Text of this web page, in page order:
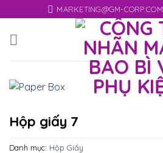
to
content
MARKETING@GM-CORP.COM
Hộp giấy 7
Danh mục: Hộp Giấy